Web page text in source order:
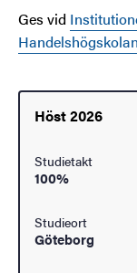
Ges vid
Handelshögskolan
Höst 2026
Studietakt
100%
Studieort
Göteborg